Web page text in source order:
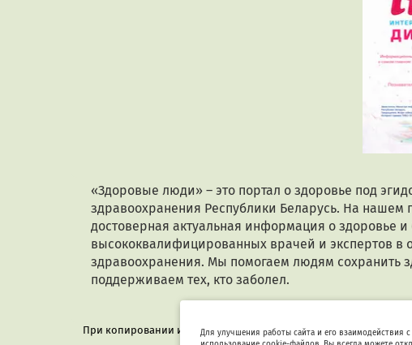
«Здоровые люди» – это портал о здоровье под
здравоохранения Республики Беларусь. На нашем
достоверная актуальная информация о здоровье и
высококвалифицированных врачей и экспертов в
здравоохранения. Мы помогаем людям сохранить
поддерживаем тех, кто заболел.
При копировании или цитировании текстов активная
Для улучшения работы сайта и его взаимодействия